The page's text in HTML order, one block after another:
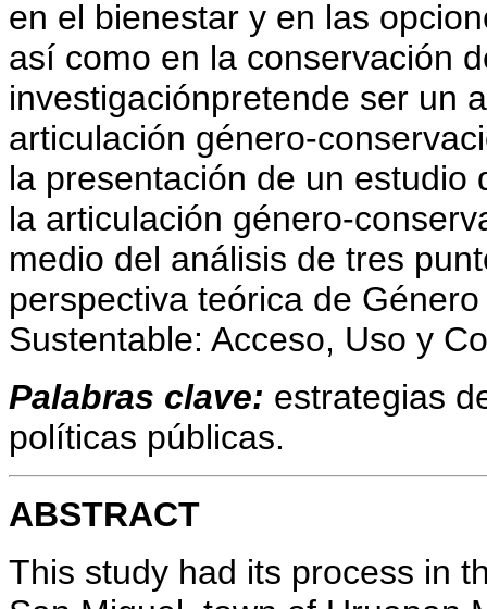
en el bienestar y en las
así como en la conservación
investigaciónpretende ser un
articulación género-
la presentación de un estudio
la articulación género-
medio del análisis de tres
perspectiva teórica de
Sustentable: Acceso, Uso y
Palabras clave: estrategias
políticas públicas.
ABSTRACT
This study had its process in